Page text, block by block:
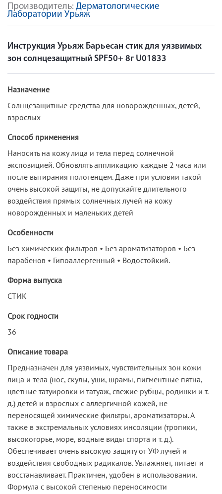
Производитель: Дерматологические
Лаборатории Урьяж
Инструкция Урьяж Барьесан стик для уязвимых
зон солнцезащитный SPF50+ 8г U01833
Назначение
Солнцезащитные средства для новорожденных, детей,
взрослых
Способ применения
Наносить на кожу лица и тела перед солнечной
экспозицией. Обновлять аппликацию каждые 2 часа или
после вытирания полотенцем. Даже при условии такой
очень высокой защиты, не допускайте длительного
воздействия прямых солнечных лучей на кожу
новорожденных и маленьких детей
Особенности
Без химических фильтров • Без ароматизаторов • Без
парабенов • Гипоаллергенный • Водостойкий.
Форма выпуска
СТИК
Срок годности
36
Описание товара
Предназначен для уязвимых, чувствительных зон кожи
лица и тела (нос, скулы, уши, шрамы, пигментные пятна,
цветные татуировки и татуаж, свежие рубцы, родинки и т.
д.) детей и взрослых с аллергичной кожей, не
переносящей химические фильтры, ароматизаторы. А
также в экстремальных условиях инсоляции (тропики,
высокогорье, море, водные виды спорта и т. д.).
Обеспечивает очень высокую защиту от УФ лучей и
воздействия свободных радикалов. Увлажняет, питает и
восстанавливает. Практичен, удобен в использовании.
Формула с высокой степенью переносимости